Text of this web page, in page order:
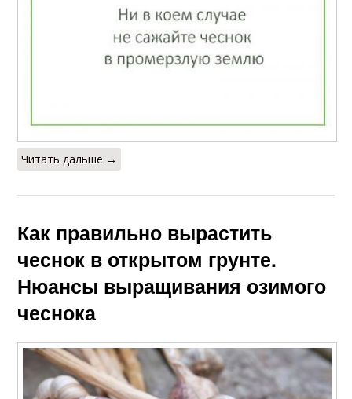
Читать дальше →
Как правильно вырастить
чеснок в открытом грунте.
Нюансы выращивания озимого
чеснока